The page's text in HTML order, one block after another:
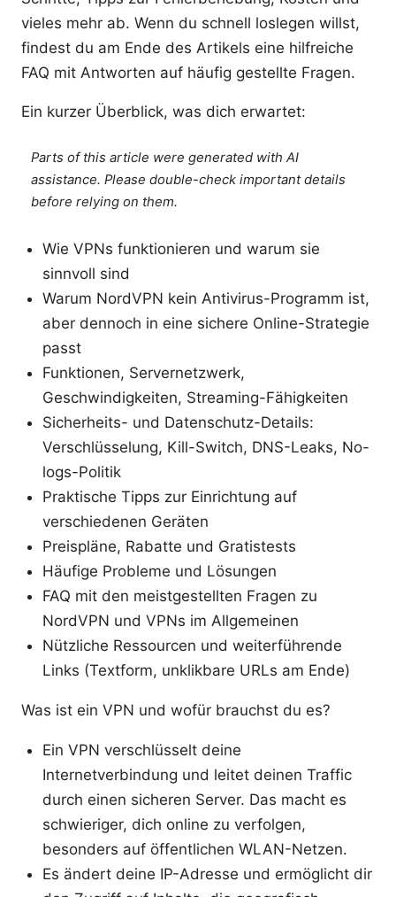
vieles mehr ab. Wenn du schnell loslegen willst,
findest du am Ende des Artikels eine hilfreiche
FAQ mit Antworten auf häufig gestellte Fragen.
Ein kurzer Überblick, was dich erwartet:
Parts of this article were generated with AI
assistance. Please double-check important details
before relying on them.
Wie VPNs funktionieren und warum sie
sinnvoll sind
Warum NordVPN kein Antivirus-Programm ist,
aber dennoch in eine sichere Online-Strategie
passt
Funktionen, Servernetzwerk,
Geschwindigkeiten, Streaming-Fähigkeiten
Sicherheits- und Datenschutz-Details:
Verschlüsselung, Kill-Switch, DNS-Leaks, No-
logs-Politik
Praktische Tipps zur Einrichtung auf
verschiedenen Geräten
Preispläne, Rabatte und Gratistests
Häufige Probleme und Lösungen
FAQ mit den meistgestellten Fragen zu
NordVPN und VPNs im Allgemeinen
Nützliche Ressourcen und weiterführende
Links (Textform, unklikbare URLs am Ende)
Was ist ein VPN und wofür brauchst du es?
Ein VPN verschlüsselt deine
Internetverbindung und leitet deinen Traffic
durch einen sicheren Server. Das macht es
schwieriger, dich online zu verfolgen,
besonders auf öffentlichen WLAN-Netzen.
Es ändert deine IP-Adresse und ermöglicht dir